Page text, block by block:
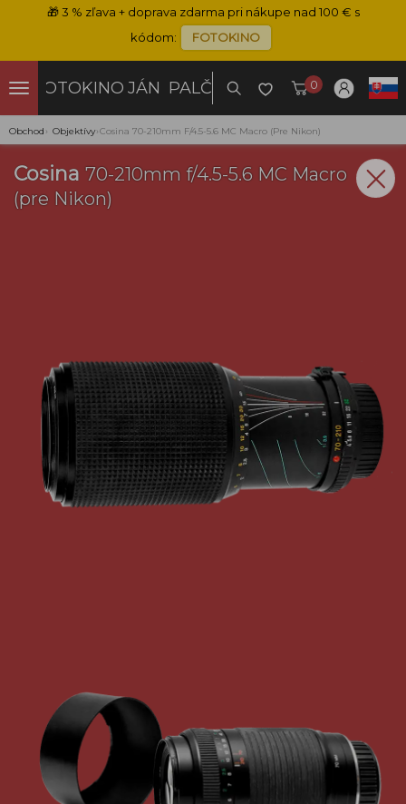
🎁3 % zľava + doprava zdarma pri nákupe nad 100 € s
kódom:
FOTOKINO
FOTOKINO JÁN PALČO 0
Obchod › Objektívy›Cosina 70-210mm F/4.5-5.6 MC Macro (pre Nikon)
Cosina 70-210mm f/4.5-5.6 MC Macro
(pre Nikon)